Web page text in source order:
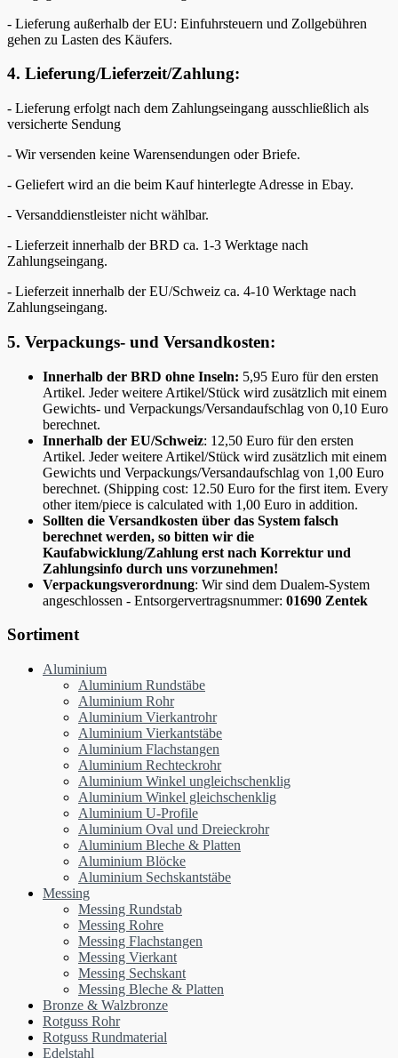
- Lieferung außerhalb der EU: Einfuhrsteuern und Zollgebühren
gehen zu Lasten des Käufers.
4. Lieferung/Lieferzeit/Zahlung:
- Lieferung erfolgt nach dem Zahlungseingang ausschließlich als
versicherte Sendung
- Wir versenden keine Warensendungen oder Briefe.
- Geliefert wird an die beim Kauf hinterlegte Adresse in Ebay.
- Versanddienstleister nicht wählbar.
- Lieferzeit innerhalb der BRD ca. 1-3 Werktage nach
Zahlungseingang.
- Lieferzeit innerhalb der EU/Schweiz ca. 4-10 Werktage nach
Zahlungseingang.
5. Verpackungs- und Versandkosten:
Innerhalb der BRD ohne Inseln: 5,95 Euro für den ersten
Artikel. Jeder weitere Artikel/Stück wird zusätzlich mit einem
Gewichts- und Verpackungs/Versandaufschlag von 0,10 Euro
berechnet.
Innerhalb der EU/Schweiz: 12,50 Euro für den ersten
Artikel. Jeder weitere Artikel/Stück wird zusätzlich mit einem
Gewichts und Verpackungs/Versandaufschlag von 1,00 Euro
berechnet. (Shipping cost: 12.50 Euro for the first item. Every
other item/piece is calculated with 1,00 Euro in addition.
Sollten die Versandkosten über das System falsch
berechnet werden, so bitten wir die
Kaufabwicklung/Zahlung erst nach Korrektur und
Zahlungsinfo durch uns vorzunehmen!
Verpackungsverordnung: Wir sind dem Dualem-System
angeschlossen - Entsorgervertragsnummer: 01690 Zentek
Sortiment
Aluminium
Aluminium Rundstäbe
Aluminium Rohr
Aluminium Vierkantrohr
Aluminium Vierkantstäbe
Aluminium Flachstangen
Aluminium Rechteckrohr
Aluminium Winkel ungleichschenklig
Aluminium Winkel gleichschenklig
Aluminium U-Profile
Aluminium Oval und Dreieckrohr
Aluminium Bleche & Platten
Aluminium Blöcke
Aluminium Sechskantstäbe
Messing
Messing Rundstab
Messing Rohre
Messing Flachstangen
Messing Vierkant
Messing Sechskant
Messing Bleche & Platten
Bronze & Walzbronze
Rotguss Rohr
Rotguss Rundmaterial
Edelstahl